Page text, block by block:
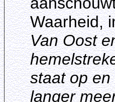
Waarheid,
Van Oost
staat op
langer